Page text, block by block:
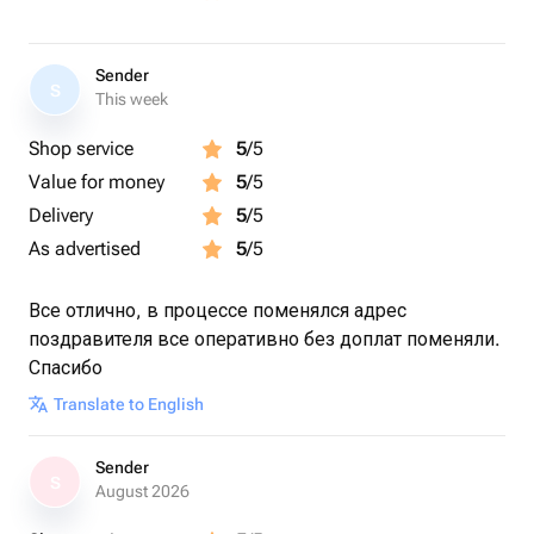
-прямой срез
-мало воды
💐Эустома
-косой срез
-воды меньше половины
💐Пион
-прямой срез
💐Гортензия
-расщепить стебель
-очень много воды
💐Альстромерия
💐Орхидея
-долить воды в Колбу, если это требуется
S
Sender
This week
Shop service 5/5
Value for money
5/5
Delivery
5/5
As advertised
5/5
Все отлично, в процессе поменялся адрес
поздравителя все оперативно без доплат поменяли.
Спасибо
Translate to English
Sender
August 2026